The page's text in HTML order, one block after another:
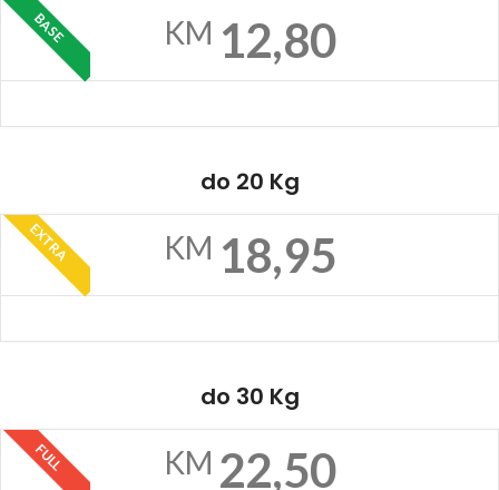
BASE KM 12,80
do 20 Kg
EXTRA KM 18,95
do 30 Kg
FULL KM 22,50